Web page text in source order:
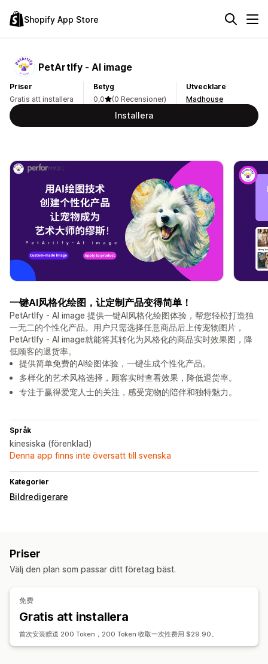
Shopify App Store
PetArtIfy ‑ AI image
Priser
Gratis att installera
Betyg
0,0
(0 Recensioner)
Utvecklare
Madhouse
Installera
一键AI风格化绘图，让定制产品变得简单！
PetArtIfy - AI image 提供一键AI风格化绘图体验，帮您轻松打造独
一无二的个性化产品。用户只需选择任意商品后上传宠物图片，
PetArtIfy - AI image就能将其转化为风格化的商品实时效果图，降
低顾客的退货率。
提供简单免费的AI绘图体验，一键生成个性化产品。
多样化的艺术风格选择，顾客实时查看效果，降低退货率。
专注于赢得爱宠人士的关注，感受宠物的陪伴和独特魅力。
Språk
kinesiska (förenklad)
Denna app finns inte översatt till svenska
Kategorier
Bildredigerare
Priser
Välj den plan som passar ditt företag bäst.
免费
Gratis att installera
首次安装赠送 200 Token，200 Token 收取一次性费用 $29.90。